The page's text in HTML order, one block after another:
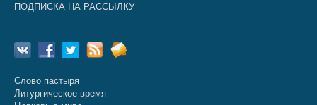
ПОДПИСКА НА РАССЫЛКУ
Слово пастыря
Литургическое время